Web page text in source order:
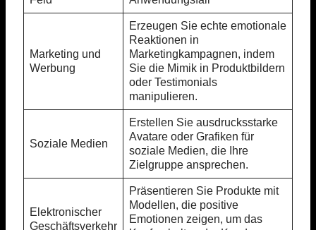
Marketing und
Werbung
Erzeugen Sie echte emotionale
Reaktionen in
Marketingkampagnen, indem
Sie die Mimik in Produktbildern
oder Testimonials
manipulieren.
Soziale Medien
Erstellen Sie ausdrucksstarke
Avatare oder Grafiken für
soziale Medien, die Ihre
Zielgruppe ansprechen.
Elektronischer
Geschäftsverkehr
Präsentieren Sie Produkte mit
Modellen, die positive
Emotionen zeigen, um das